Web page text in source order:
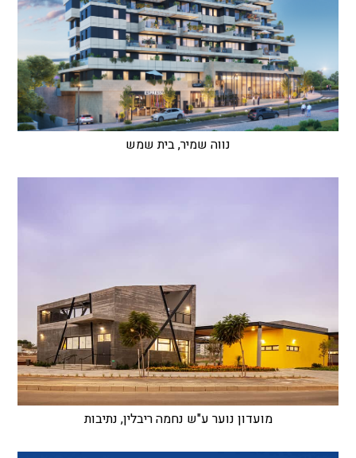
נווה שמיר, בית שמש
מועדון נוער ע"ש נחמה ריבלין, נתיבות